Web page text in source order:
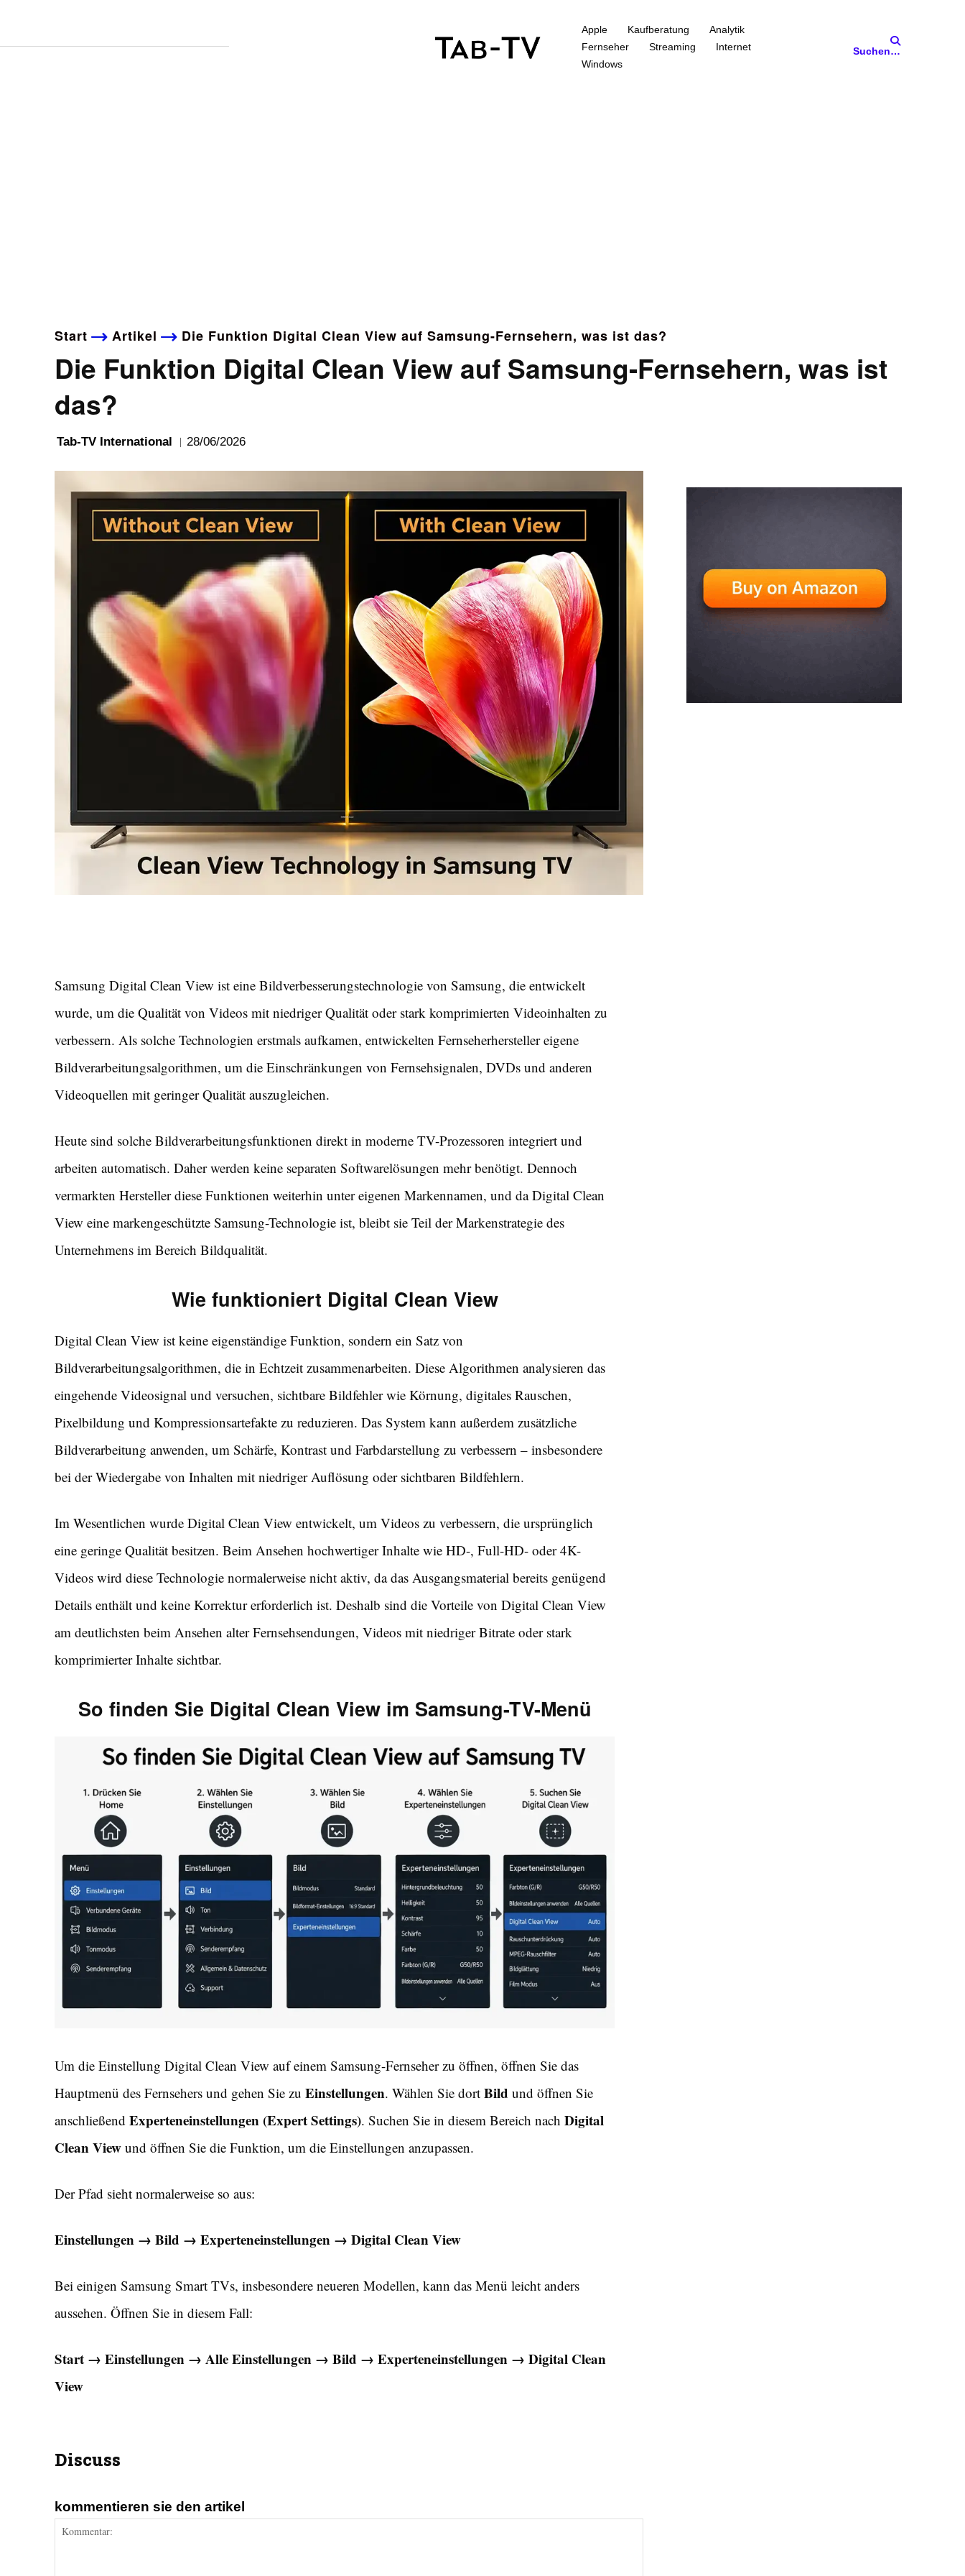
Apple Kaufberatung
Analytik
Fernseher
Streaming
Internet
Windows
Suchen…
Start Artikel Die Funktion Digital Clean View auf Samsung-Fernsehern, was ist das?
Die Funktion Digital Clean View auf Samsung-Fernsehern, was ist
das?
Tab-TV International 28/06/2026
Samsung Digital Clean View ist eine Bildverbesserungstechnologie von Samsung, die entwickelt
wurde, um die Qualität von Videos mit niedriger Qualität oder stark komprimierten Videoinhalten zu
verbessern. Als solche Technologien erstmals aufkamen, entwickelten Fernseherhersteller eigene
Bildverarbeitungsalgorithmen, um die Einschränkungen von Fernsehsignalen, DVDs und anderen
Videoquellen mit geringer Qualität auszugleichen.
Heute sind solche Bildverarbeitungsfunktionen direkt in moderne TV-Prozessoren integriert und
arbeiten automatisch. Daher werden keine separaten Softwarelösungen mehr benötigt. Dennoch
vermarkten Hersteller diese Funktionen weiterhin unter eigenen Markennamen, und da Digital Clean
View eine markengeschützte Samsung-Technologie ist, bleibt sie Teil der Markenstrategie des
Unternehmens im Bereich Bildqualität.
Wie funktioniert Digital Clean View
Digital Clean View ist keine eigenständige Funktion, sondern ein Satz von
Bildverarbeitungsalgorithmen, die in Echtzeit zusammenarbeiten. Diese Algorithmen analysieren das
eingehende Videosignal und versuchen, sichtbare Bildfehler wie Körnung, digitales Rauschen,
Pixelbildung und Kompressionsartefakte zu reduzieren. Das System kann außerdem zusätzliche
Bildverarbeitung anwenden, um Schärfe, Kontrast und Farbdarstellung zu verbessern – insbesondere
bei der Wiedergabe von Inhalten mit niedriger Auflösung oder sichtbaren Bildfehlern.
Im Wesentlichen wurde Digital Clean View entwickelt, um Videos zu verbessern, die ursprünglich
eine geringe Qualität besitzen. Beim Ansehen hochwertiger Inhalte wie HD-, Full-HD- oder 4K-
Videos wird diese Technologie normalerweise nicht aktiv, da das Ausgangsmaterial bereits genügend
Details enthält und keine Korrektur erforderlich ist. Deshalb sind die Vorteile von Digital Clean View
am deutlichsten beim Ansehen alter Fernsehsendungen, Videos mit niedriger Bitrate oder stark
komprimierter Inhalte sichtbar.
So finden Sie Digital Clean View im Samsung-TV-Menü
Um die Einstellung Digital Clean View auf einem Samsung-Fernseher zu öffnen, öffnen Sie das
Hauptmenü des Fernsehers und gehen Sie zu Einstellungen. Wählen Sie dort Bild und öffnen Sie
anschließend Experteneinstellungen (Expert Settings). Suchen Sie in diesem Bereich nach Digital
Clean View und öffnen Sie die Funktion, um die Einstellungen anzupassen.
Der Pfad sieht normalerweise so aus:
Einstellungen → Bild → Experteneinstellungen → Digital Clean View
Bei einigen Samsung Smart TVs, insbesondere neueren Modellen, kann das Menü leicht anders
aussehen. Öffnen Sie in diesem Fall:
Start → Einstellungen → Alle Einstellungen → Bild → Experteneinstellungen → Digital Clean
View
Discuss
kommentieren sie den artikel